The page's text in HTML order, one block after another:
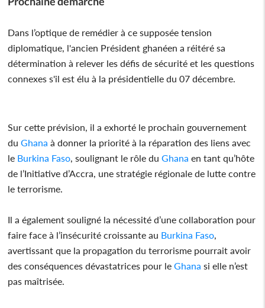
Dans l’optique de remédier à ce supposée tension
diplomatique, l'ancien Président ghanéen a réitéré sa
détermination à relever les défis de sécurité et les questions
connexes s'il est élu à la présidentielle du 07 décembre.
Sur cette prévision, il a exhorté le prochain gouvernement
duGhana à donner la priorité à la réparation des liens avec
le Burkina Faso, soulignant le rôle duGhana en tant qu’hôte
de l’Initiative d’Accra, une stratégie régionale de lutte contre
le terrorisme.
Il a également souligné la nécessité d’une collaboration pour
faire face à l’insécurité croissante au Burkina Faso,
avertissant que la propagation du terrorisme pourrait avoir
des conséquences dévastatrices pour leGhana si elle n’est
pas maîtrisée.